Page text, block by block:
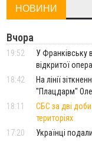
НОВИНИ
Вчора
19:52
У Франківську
відкритої
18:42
На лінії
"Плацдарм"
18:11
СБС за дві
територіях
17:20
Українці